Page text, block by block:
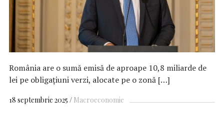
România are o sumă emisă de aproape 10,8 miliarde de
lei pe obligaţiuni verzi, alocate pe o zonă […]
18 septembrie 2025 Macroeconomie